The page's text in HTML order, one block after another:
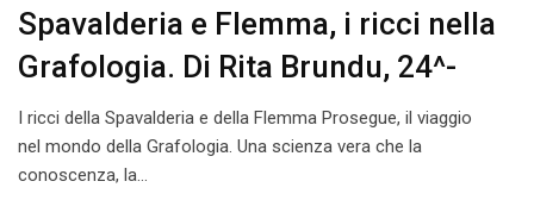
Spavalderia e Flemma, i ricci nella
Grafologia. Di Rita Brundu, 24^-
I ricci della Spavalderia e della Flemma Prosegue, il viaggio
nel mondo della Grafologia. Una scienza vera che la
conoscenza, la…